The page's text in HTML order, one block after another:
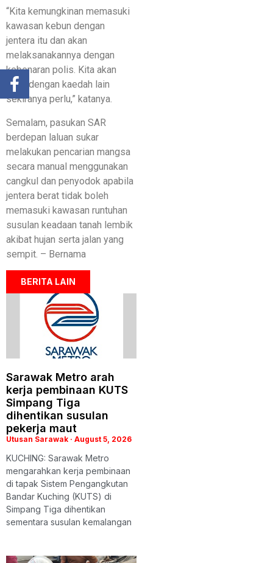
“Kita kemungkinan memasuki
kawasan kebun dengan
jentera itu dan akan
melaksanakannya dengan
kebenaran polis. Kita akan
cuba dengan kaedah lain
sekiranya perlu,” katanya.
Semalam, pasukan SAR
berdepan laluan sukar
melakukan pencarian mangsa
secara manual menggunakan
cangkul dan penyodok apabila
jentera berat tidak boleh
memasuki kawasan runtuhan
susulan keadaan tanah lembik
akibat hujan serta jalan yang
sempit. – Bernama
BERITA LAIN
Sarawak Metro arah
kerja pembinaan KUTS
Simpang Tiga
dihentikan susulan
pekerja maut
Utusan Sarawak August 5, 2026
KUCHING: Sarawak Metro
mengarahkan kerja pembinaan
di tapak Sistem Pengangkutan
Bandar Kuching (KUTS) di
Simpang Tiga dihentikan
sementara susulan kemalangan